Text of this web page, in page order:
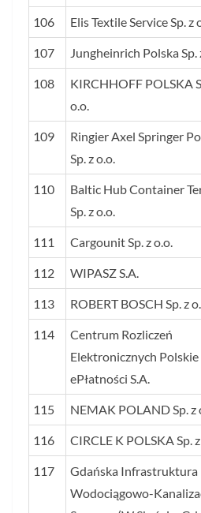
106 Elis Textile Service Sp. z
107 Jungheinrich Polska Sp.
108
KIRCHHOFF POLSKA
o.o.
109
Ringier Axel Springer
Sp. z o.o.
110
Baltic Hub Container
Sp. z o.o.
111 Cargounit Sp. z o.o.
112 WIPASZ S.A.
113 ROBERT BOSCH Sp. z
114
Centrum Rozliczeń
Elektronicznych Polskie
ePłatności S.A.
115 NEMAK POLAND Sp. z
116 CIRCLE K POLSKA Sp.
117
Gdańska Infrastruktura
Wodociągowo-